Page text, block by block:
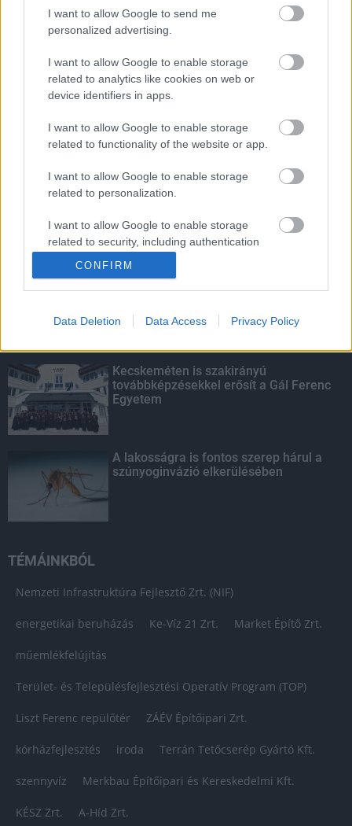
I want to allow Google to send me
personalized advertising.
I want to allow Google to enable storage
related to analytics like cookies on web or
device identifiers in apps.
I want to allow Google to enable storage
related to functionality of the website or app.
I want to allow Google to enable storage
related to personalization.
I want to allow Google to enable storage
related to security, including authentication
CONFIRM
Data Deletion Data Access Privacy Policy
Megérkezett az eső a Duna
vízgyűjtőjére
Paks II.: Mit jelent az 5. blokk új
árnyékában?
KIEMELT
Megérkezett az eső a Duna
Kecskeméten is szakirányú
továbbképzésekkel erősít a Gál Ferenc
Egyetem
A lakosságra is fontos szerep hárul a
szúnyoginvázió elkerülésében
TÉMÁINKBÓL
Nemzeti Infrastruktúra Fejlesztő Zrt. (NIF)
energetikai beruházás Ke-Víz 21 Zrt. Market Építő Zrt.
műemlékfelújítás
Terület- és Településfejlesztési Operatív Program (TOP)
Liszt Ferenc repülőtér ZÁÉV Építőipari Zrt.
kórházfejlesztés iroda Terrán Tetőcserép Gyártó Kft.
szennyvíz Merkbau Építőipari és Kereskedelmi Kft.
KÉSZ Zrt. A-Híd Zrt.